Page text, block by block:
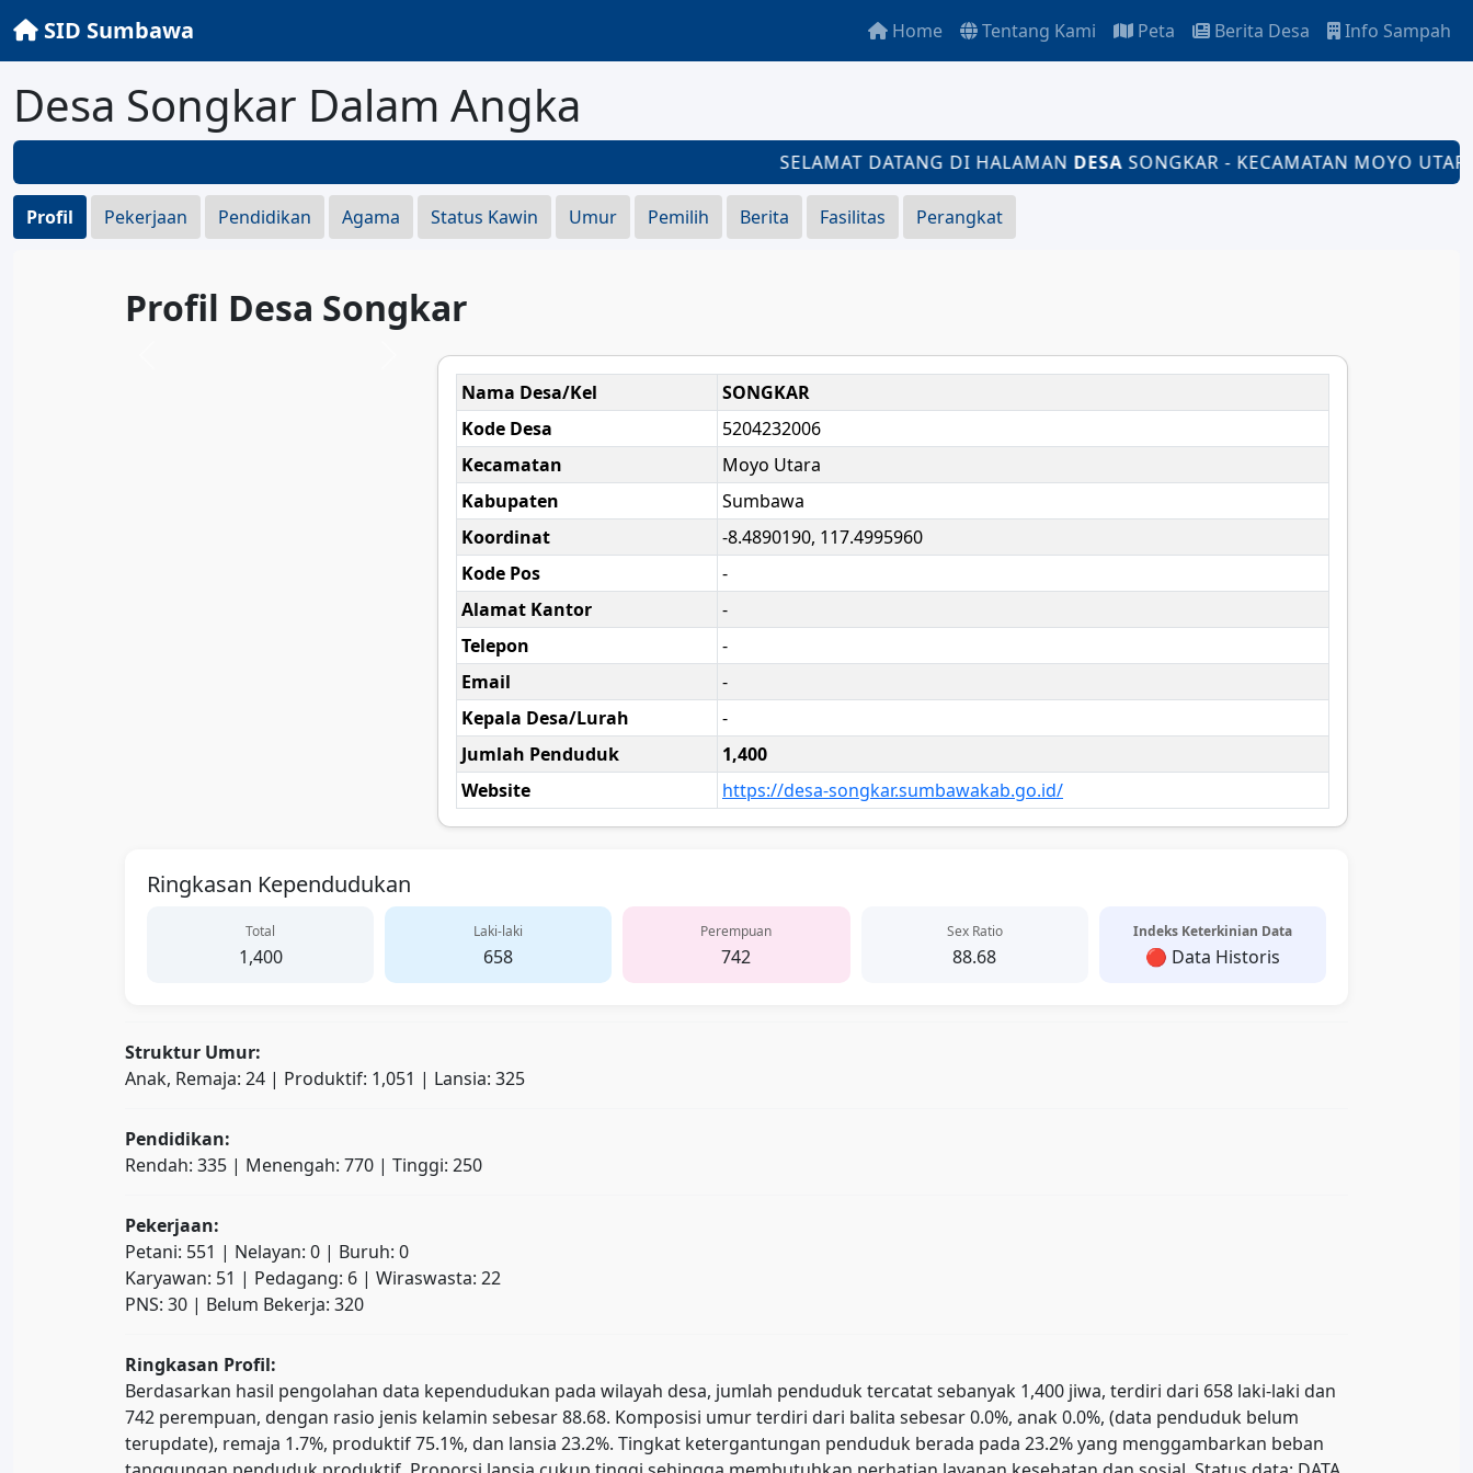
SID Sumbawa Home Tentang Kami Peta Berita Desa Info Sampah
Desa Songkar Dalam Angka
SELAMAT DATANG DI HALAMANDESASONGKAR - KECAMATAN MOYO UTARA -
Profil Pekerjaan Pendidikan Agama Status Kawin Umur Pemilih Berita Fasilitas Perangkat
Profil Desa Songkar
Nama Desa/Kel
SONGKAR
Kode Desa
5204232006
Kecamatan
Moyo Utara
Kabupaten
Sumbawa
Koordinat
-8.4890190, 117.4995960
Kode Pos
-
Alamat Kantor
-
Telepon
-
Email
-
Kepala Desa/Lurah
-
Jumlah Penduduk
1,400
Website
https://desa-songkar.sumbawakab.go.id/
Ringkasan Kependudukan
Total
1,400
Laki-laki
658
Perempuan
742
Sex Ratio
88.68
Indeks Keterkinian Data
🔴 Data Historis
Struktur Umur:
Anak, Remaja: 24 | Produktif: 1,051 | Lansia: 325
Pendidikan:
Rendah: 335 | Menengah: 770 | Tinggi: 250
Pekerjaan:
Petani: 551 | Nelayan: 0 | Buruh: 0
Karyawan: 51 | Pedagang: 6 | Wiraswasta: 22
PNS: 30 | Belum Bekerja: 320
Ringkasan Profil:
Berdasarkan hasil pengolahan data kependudukan pada wilayah desa, jumlah penduduk tercatat sebanyak 1,400 jiwa, terdiri dari 658 laki-laki dan
742 perempuan, dengan rasio jenis kelamin sebesar 88.68. Komposisi umur terdiri dari balita sebesar 0.0%, anak 0.0%, (data penduduk belum
terupdate), remaja 1.7%, produktif 75.1%, dan lansia 23.2%. Tingkat ketergantungan penduduk berada pada 23.2% yang menggambarkan beban